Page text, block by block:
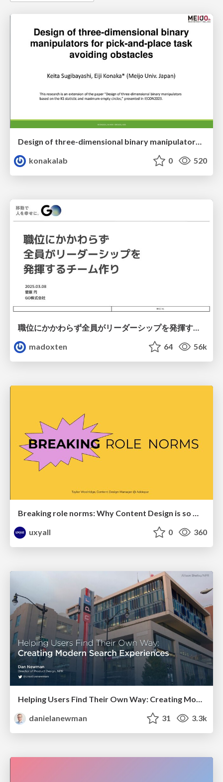
Design of three-dimensional binary manipulators for pick-and-place task avoiding obstacles (IECON2024)
konakalab
0 520
職位にかかわらず全員がリーダーシップを発揮するチーム作り / Building a team where everyone can demonstrate leadership regardless of position
madoxten
64 56k
Breaking role norms: Why Content Design is so much more than writing copy - Taylor Woolridge
uxyall
0 360
danielanewman
31 3.3k